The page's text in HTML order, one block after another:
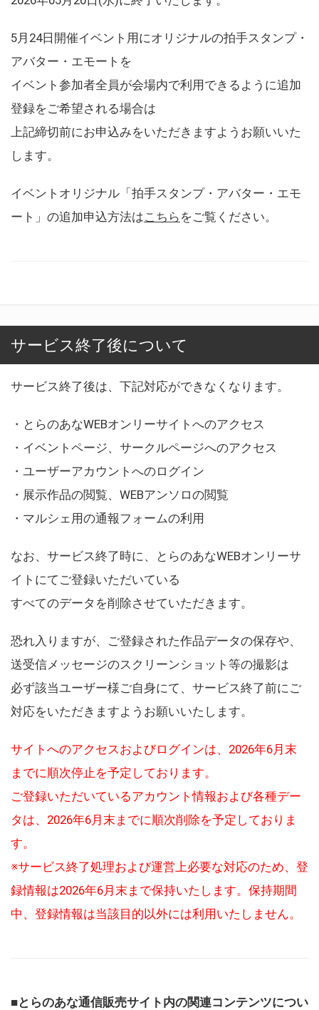
5月24日開催イベント用にオリジナルの拍手スタンプ・
アバター・エモートを
イベント参加者全員が会場内で利用できるように追加
登録をご希望される場合は
上記締切前にお申込みをいただきますようお願いいた
します。
イベントオリジナル「拍手スタンプ・アバター・エモ
ート」の追加申込方法はこちら をご覧ください。
サービス終了後について
サービス終了後は、下記対応ができなくなります。
・とらのあなWEBオンリーサイトへのアクセス
・イベントページ、サークルページへのアクセス
・ユーザーアカウントへのログイン
・展示作品の閲覧、WEBアンソロの閲覧
・マルシェ用の通報フォームの利用
なお、サービス終了時に、とらのあなWEBオンリーサ
イトにてご登録いただいている
すべてのデータを削除させていただきます。
恐れ入りますが、ご登録された作品データの保存や、
送受信メッセージのスクリーンショット等の撮影は
必ず該当ユーザー様ご自身にて、サービス終了前にご
対応をいただきますようお願いいたします。
サイトへのアクセスおよびログインは、2026年6月末
までに順次停止を予定しております。
ご登録いただいているアカウント情報および各種デー
タは、2026年6月末までに順次削除を予定しておりま
す。
※サービス終了処理および運営上必要な対応のため、登
録情報は2026年6月末まで保持いたします。保持期間
中、登録情報は当該目的以外には利用いたしません。
■とらのあな通信販売サイト内の関連コンテンツについ